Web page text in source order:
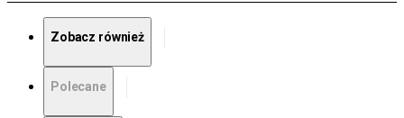
Zobacz również
Polecane